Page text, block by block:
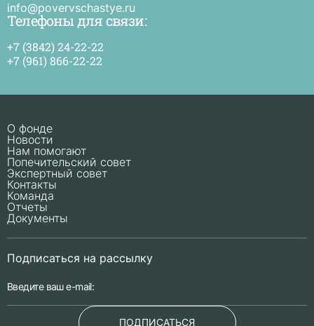
info@povervschastye.ru
Телефоны для связи:
+7 (3842) 24-22-22
+7 (961) 866-22-22
О фонде
Новости
Нам помогают
Попечительский совет
Экспертный совет
Контакты
Команда
Отчеты
Документы
Подписаться на рассылку
ПОДПИСАТЬСЯ